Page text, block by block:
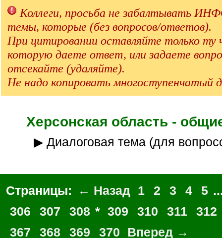
]
Коллеги, просьба не забалтывать
темы, которые (без вопросов/ответов).
При цитировании оставляйте только ту
которую даете ответ, или задаете
отсекайте (удаляйте).
Не надо копировать многоступенчатый
Херсонская область -
▶ Диалоговая тема (для
Страницы: ← Назад 1 2 3 4 5
306
307 308 * 309 310 311 312
367
368 369 370 Вперед →